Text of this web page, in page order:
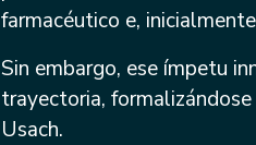
farmacéutico e,
Sin embargo, ese ímpetu
trayectoria,
Usach.